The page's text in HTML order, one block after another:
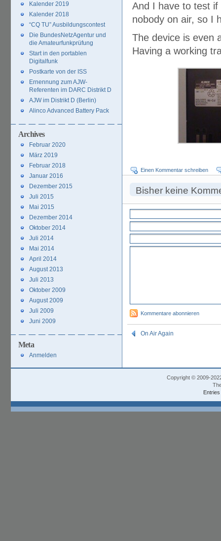
And I have to test
nobody on air, so I
The device is even
Having a working
Einen Kommentar schreiben
Bisher keine
Kommentare abonnieren
On Air Again
Kalender 2019
Kalender 2018
“CQ TU” Ausbildungscontest
Die BundesNetzAgentur und
die Amateurfunkprüfung
Start in den portablen
Digitalfunk
Postkarte von der ISS
Ernennung zum AJW-
Referenten im DARC Distrikt D
AJW im Distrikt D (Berlin)
Alinco Advanced Battery Pack
Archives
Februar 2020
März 2019
Februar 2018
Januar 2016
Dezember 2015
Juli 2015
Mai 2015
Dezember 2014
Oktober 2014
Juli 2014
Mai 2014
April 2014
August 2013
Juli 2013
Oktober 2009
August 2009
Juli 2009
Juni 2009
Meta
Anmelden
Copyright © 2009-